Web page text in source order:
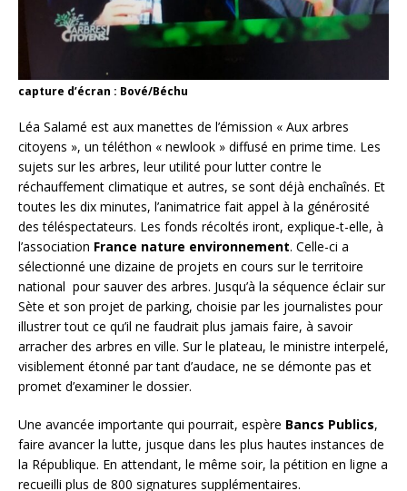
capture d’écran : Bové/Béchu
Léa Salamé est aux manettes de l’émission « Aux arbres
citoyens », un téléthon « newlook » diffusé en prime time. Les
sujets sur les arbres, leur utilité pour lutter contre le
réchauffement climatique et autres, se sont déjà enchaînés. Et
toutes les dix minutes, l’animatrice fait appel à la générosité
des téléspectateurs. Les fonds récoltés iront, explique-t-elle, à
l’association France nature environnement. Celle-ci a
sélectionné une dizaine de projets en cours sur le territoire
national pour sauver des arbres. Jusqu’à la séquence éclair sur
Sète et son projet de parking, choisie par les journalistes pour
illustrer tout ce qu’il ne faudrait plus jamais faire, à savoir
arracher des arbres en ville. Sur le plateau, le ministre interpelé,
visiblement étonné par tant d’audace, ne se démonte pas et
promet d’examiner le dossier.
Une avancée importante qui pourrait, espère Bancs Publics,
faire avancer la lutte, jusque dans les plus hautes instances de
la République. En attendant, le même soir, la pétition en ligne a
recueilli plus de 800 signatures supplémentaires.